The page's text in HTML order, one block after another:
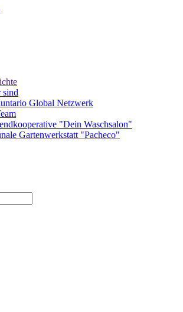
sind
Global Netzwerk
"Dein Waschsalon"
Gartenwerkstatt "Pacheco"